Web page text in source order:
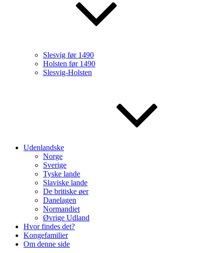
Slesvig før 1490
Holsten før 1490
Slesvig-Holsten
Udenlandske
Norge
Sverige
Tyske lande
Slaviske lande
De britiske øer
Danelagen
Normandiet
Øvrige Udland
Hvor findes det?
Kongefamilier
Om denne side